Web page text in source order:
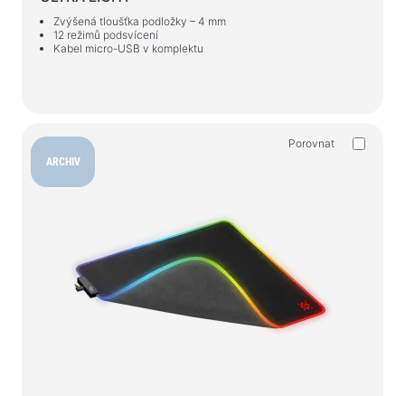
Zvýšená tloušťka podložky – 4 mm
12 režimů podsvícení
Kabel micro-USB v komplektu
ARCHIV
Porovnat